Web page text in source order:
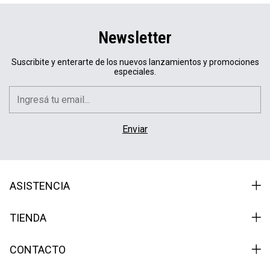
Newsletter
Suscribite y enterarte de los nuevos lanzamientos y promociones
especiales.
ASISTENCIA
TIENDA
CONTACTO